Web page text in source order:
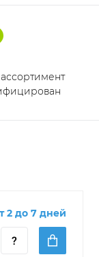
2 до 7 дней